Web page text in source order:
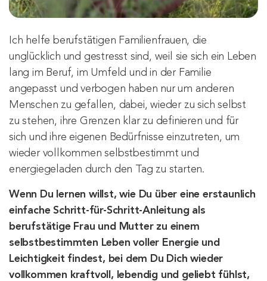
Ich helfe berufstätigen Familienfrauen, die
unglücklich und gestresst sind, weil sie sich ein Leben
lang im Beruf, im Umfeld und in der Familie
angepasst und verbogen haben nur um anderen
Menschen zu gefallen, dabei, wieder zu sich selbst
zu stehen, ihre Grenzen klar zu definieren und für
sich und ihre eigenen Bedürfnisse einzutreten, um
wieder vollkommen selbstbestimmt und
energiegeladen durch den Tag zu starten.
Wenn Du lernen willst, wie Du über eine erstaunlich
einfache Schritt-für-Schritt-Anleitung als
berufstätige Frau und Mutter zu einem
selbstbestimmten Leben voller Energie und
Leichtigkeit findest, bei dem Du Dich wieder
vollkommen kraftvoll, lebendig und geliebt fühlst,